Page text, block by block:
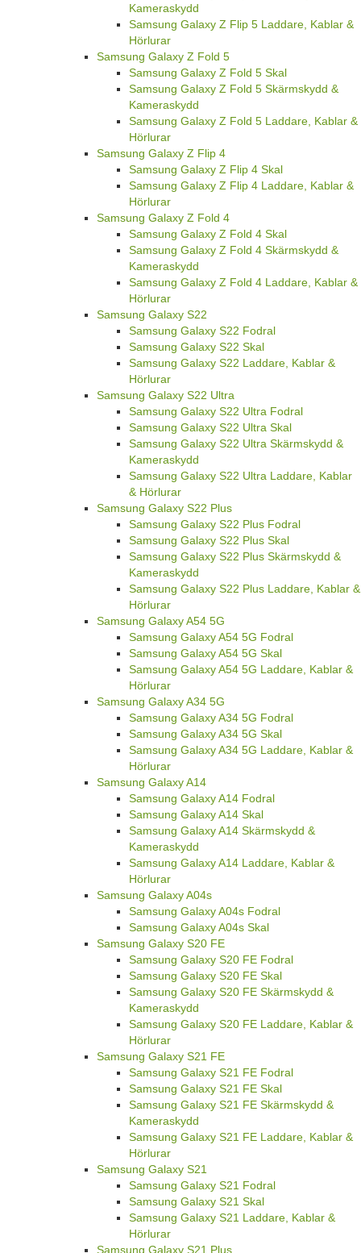
Kameraskydd
Samsung Galaxy Z Flip 5 Laddare, Kablar &
Hörlurar
Samsung Galaxy Z Fold 5
Samsung Galaxy Z Fold 5 Skal
Samsung Galaxy Z Fold 5 Skärmskydd &
Kameraskydd
Samsung Galaxy Z Fold 5 Laddare, Kablar &
Hörlurar
Samsung Galaxy Z Flip 4
Samsung Galaxy Z Flip 4 Skal
Samsung Galaxy Z Flip 4 Laddare, Kablar &
Hörlurar
Samsung Galaxy Z Fold 4
Samsung Galaxy Z Fold 4 Skal
Samsung Galaxy Z Fold 4 Skärmskydd &
Kameraskydd
Samsung Galaxy Z Fold 4 Laddare, Kablar &
Hörlurar
Samsung Galaxy S22
Samsung Galaxy S22 Fodral
Samsung Galaxy S22 Skal
Samsung Galaxy S22 Laddare, Kablar &
Hörlurar
Samsung Galaxy S22 Ultra
Samsung Galaxy S22 Ultra Fodral
Samsung Galaxy S22 Ultra Skal
Samsung Galaxy S22 Ultra Skärmskydd &
Kameraskydd
Samsung Galaxy S22 Ultra Laddare, Kablar
& Hörlurar
Samsung Galaxy S22 Plus
Samsung Galaxy S22 Plus Fodral
Samsung Galaxy S22 Plus Skal
Samsung Galaxy S22 Plus Skärmskydd &
Kameraskydd
Samsung Galaxy S22 Plus Laddare, Kablar &
Hörlurar
Samsung Galaxy A54 5G
Samsung Galaxy A54 5G Fodral
Samsung Galaxy A54 5G Skal
Samsung Galaxy A54 5G Laddare, Kablar &
Hörlurar
Samsung Galaxy A34 5G
Samsung Galaxy A34 5G Fodral
Samsung Galaxy A34 5G Skal
Samsung Galaxy A34 5G Laddare, Kablar &
Hörlurar
Samsung Galaxy A14
Samsung Galaxy A14 Fodral
Samsung Galaxy A14 Skal
Samsung Galaxy A14 Skärmskydd &
Kameraskydd
Samsung Galaxy A14 Laddare, Kablar &
Hörlurar
Samsung Galaxy A04s
Samsung Galaxy A04s Fodral
Samsung Galaxy A04s Skal
Samsung Galaxy S20 FE
Samsung Galaxy S20 FE Fodral
Samsung Galaxy S20 FE Skal
Samsung Galaxy S20 FE Skärmskydd &
Kameraskydd
Samsung Galaxy S20 FE Laddare, Kablar &
Hörlurar
Samsung Galaxy S21 FE
Samsung Galaxy S21 FE Fodral
Samsung Galaxy S21 FE Skal
Samsung Galaxy S21 FE Skärmskydd &
Kameraskydd
Samsung Galaxy S21 FE Laddare, Kablar &
Hörlurar
Samsung Galaxy S21
Samsung Galaxy S21 Fodral
Samsung Galaxy S21 Skal
Samsung Galaxy S21 Laddare, Kablar &
Hörlurar
Samsung Galaxy S21 Plus